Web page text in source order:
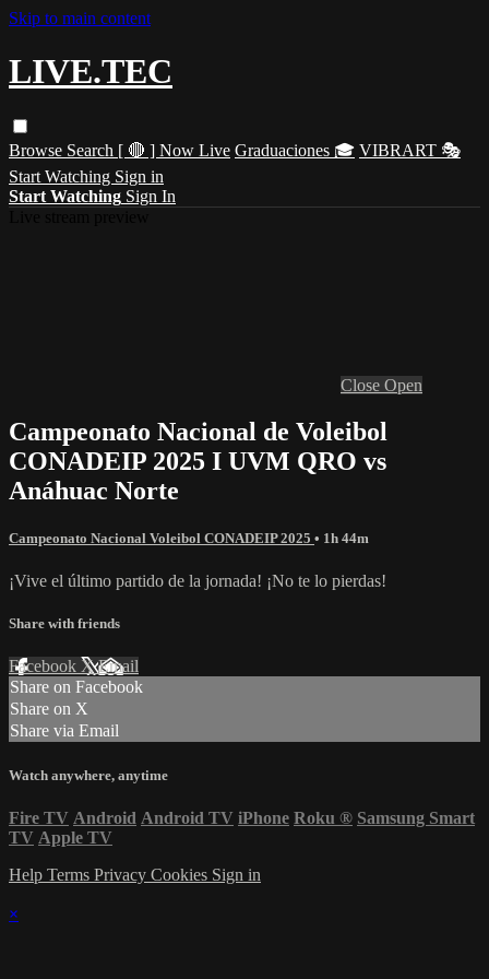
Skip to main content
LIVE.TEC
Browse Search [ 🔴 ] Now Live Graduaciones 🎓 VIBRART 🎭
Start Watching Sign in
Start Watching Sign In
Close Open
Campeonato Nacional de Voleibol
CONADEIP 2025 I UVM QRO vs
Anáhuac Norte
Campeonato Nacional Voleibol CONADEIP 2025 • 1h 44m
¡Vive el último partido de la jornada! ¡No te lo pierdas!
Share with friends
Facebook XEmail
Share on Facebook
Share on X
Share via Email
Watch anywhere, anytime
Fire TV Android Android TV iPhone Roku ® Samsung Smart
TV Apple TV
Help Terms Privacy Cookies Sign in
×